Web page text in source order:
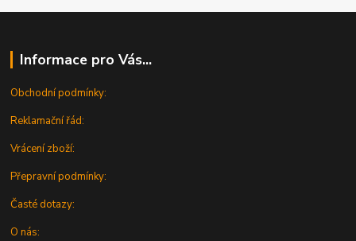
Informace pro Vás...
Obchodní podmínky:
Reklamační řád:
Vrácení zboží:
Přepravní podmínky:
Časté dotazy:
O nás: